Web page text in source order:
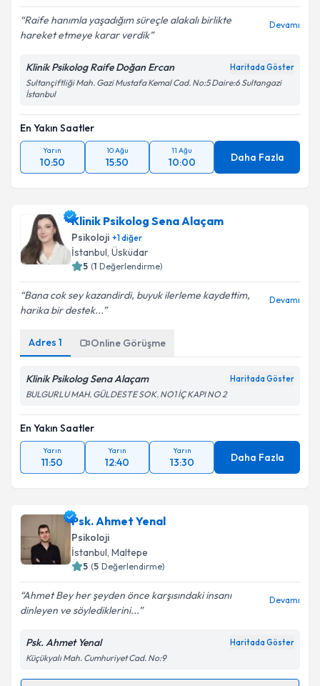
Raife hanımla yaşadığım süreçle alakalı birlikte
hareket etmeye karar verdik
Devamı
Klinik Psikolog Raife Doğan Ercan Haritada Göster
Sultançiftliği Mah. Gazi Mustafa Kemal Cad. No:5 Daire:6 Sultangazi
İstanbul
En Yakın Saatler
Yarın
10:50
10 Ağu
15:50
11 Ağu
10:00 Daha Fazla
Klinik Psikolog Sena Alaçam
Psikoloji +1diğer
İstanbul, Üsküdar
5 (1 Değerlendirme)
Bana cok sey kazandirdi, buyuk ilerleme kaydettim,
harika bir destek...
Devamı
Adres 1 Online Görüşme
Klinik Psikolog Sena Alaçam Haritada Göster
BULGURLU MAH. GÜLDESTE SOK. NO1 İÇ KAPI NO 2
En Yakın Saatler
Yarın
11:50
Yarın
12:40
Yarın
13:30 Daha Fazla
Psk. Ahmet Yenal
Psikoloji
İstanbul, Maltepe
5 (5 Değerlendirme)
Ahmet Bey her şeyden önce karşısındaki insanı
dinleyen ve söylediklerini...
Devamı
Psk. Ahmet Yenal Haritada Göster
Küçükyalı Mah. Cumhuriyet Cad. No:9